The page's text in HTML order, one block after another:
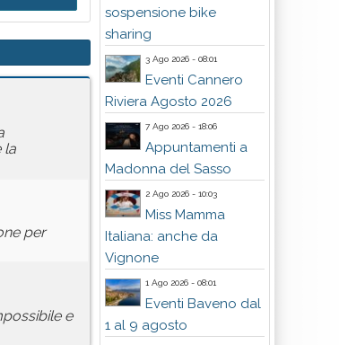
la
per
e
sospensione bike
sharing
3 Ago 2026 - 08:01
Eventi Cannero
Riviera Agosto 2026
7 Ago 2026 - 18:06
Appuntamenti a
Madonna del Sasso
2 Ago 2026 - 10:03
Miss Mamma
Italiana: anche da
Vignone
1 Ago 2026 - 08:01
Eventi Baveno dal
1 al 9 agosto